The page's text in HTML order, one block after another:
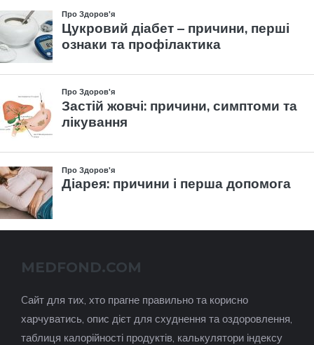
MEDFOND.COM
Cайт для тих, хто прагне правильно та корисно
харчуватись, опис дієт для схуднення та оздоровлення,
таблиця калорійності продуктів, калькулятори індексу